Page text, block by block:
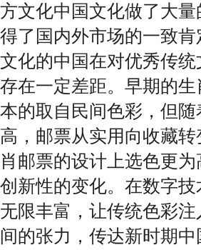
文化中国文化做了大
了国内外市场的一致
化的中国在对优秀传
在一定差距。早期的
的取自民间色彩，但
，邮票从实用向收藏
邮票的设计上选色更
新性的变化。在数字
限丰富，让传统色彩
的张力，传达新时期